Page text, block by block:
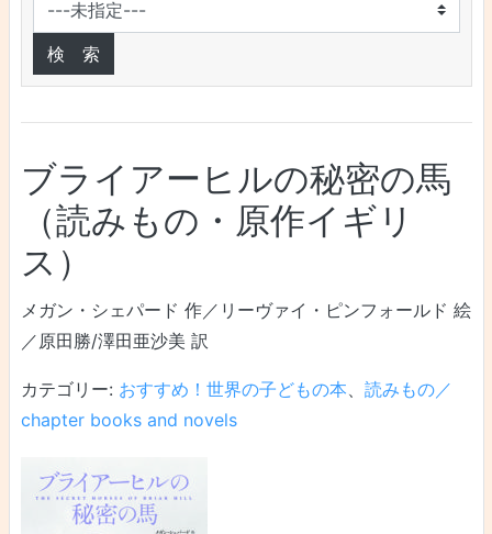
ブライアーヒルの秘密の馬
（読みもの・原作イギリ
ス）
メガン・シェパード 作／リーヴァイ・ピンフォールド 絵
／原田勝/澤田亜沙美 訳
カテゴリー: おすすめ！世界の子どもの本、 読みもの／
chapter books and novels